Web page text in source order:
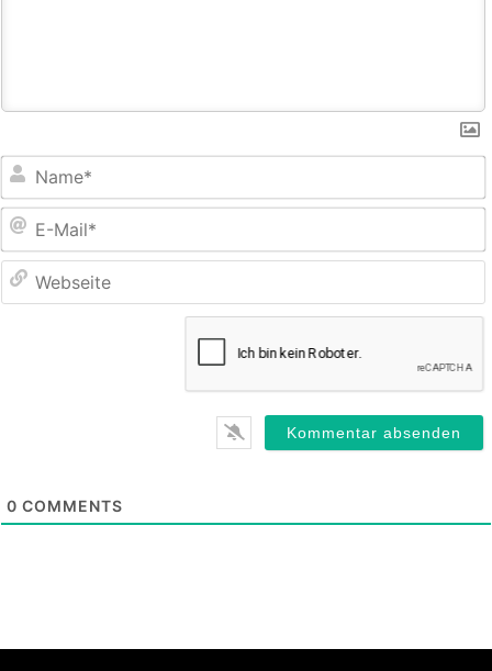
0 COMMENTS